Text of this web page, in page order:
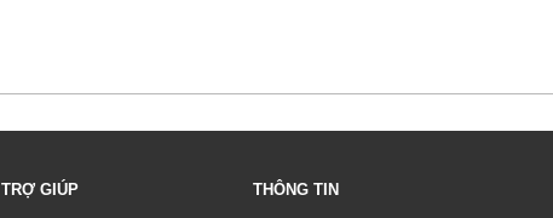
TRỢ GIÚP
THÔNG TIN